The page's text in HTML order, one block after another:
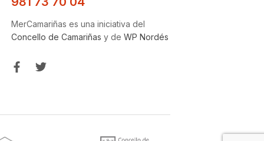
MerCamariñas es una iniciativa del
Concello de Camariñas y de WP Nordés